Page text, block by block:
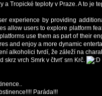
a Tropické teploty v Praze. A to je
experience by providing
allow users to explore platform
use them as part of their
and enjoy a more dynamic
alkoholici tvrdí, že záleží na
skrz vrch Smrk v čtvrť srn Krč.
Paráda!!!